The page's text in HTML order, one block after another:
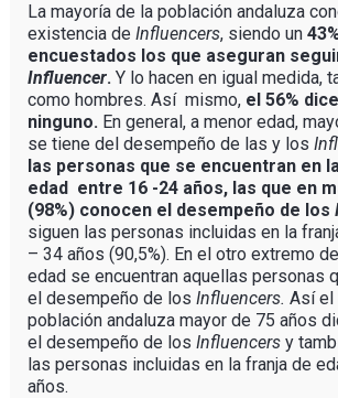
La mayoría de la población andaluza
existencia de Influencers, siendo un
encuestados los que aseguran
Influencer.Y lo hacen en igual medida,
como hombres. Así mismo, el 56%
ninguno.En general, a menor edad,
se tiene del desempeño de las y los
las personas que se encuentran en
edad entre 16 -24 años, las que en
(98%) conocen el desempeño de los
siguen las personas incluidas en la
– 34 años (90,5%). En el otro extremo
edad se encuentran aquellas personas
el desempeño de los Influencers. Así el
población andaluza mayor de 75 años
el desempeño de los Influencersy
las personas incluidas en la franja de
años.